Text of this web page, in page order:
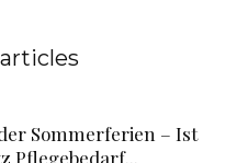
Sommerferien – Ist
Pflegebedarf...